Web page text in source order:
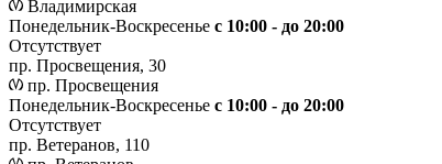
Владимирская
Понедельник-Воскресенье с 10:00 - до 20:00
Отсутствует
пр. Просвещения, 30
пр. Просвещения
Понедельник-Воскресенье c 10:00 - до 20:00
Отсутствует
пр. Ветеранов, 110